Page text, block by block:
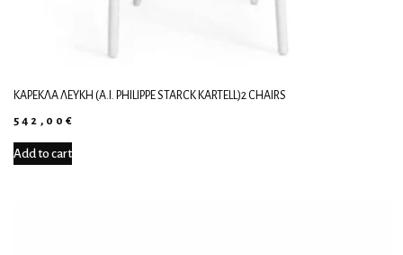
ΚΑΡΈΚΛΑ ΛΕΥΚΉ (A.I. PHILIPPE STARCK KARTELL)2 CHAIRS
542,00€
Add to cart